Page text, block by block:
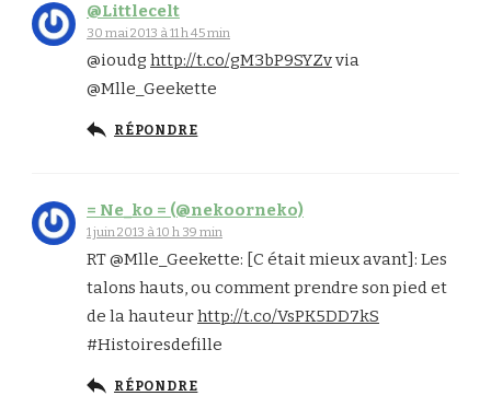
@Littlecelt
30 mai 2013 à 11 h 45 min
@ioudg http://t.co/gM3bP9SYZvvia
@Mlle_Geekette
RÉPONDRE
= Ne_ko = (@nekoorneko)
1 juin 2013 à 10 h 39 min
RT @Mlle_Geekette: [C était mieux avant]: Les
talons hauts, ou comment prendre son pied et
de la hauteurhttp://t.co/VsPK5DD7kS
#Histoiresdefille
RÉPONDRE